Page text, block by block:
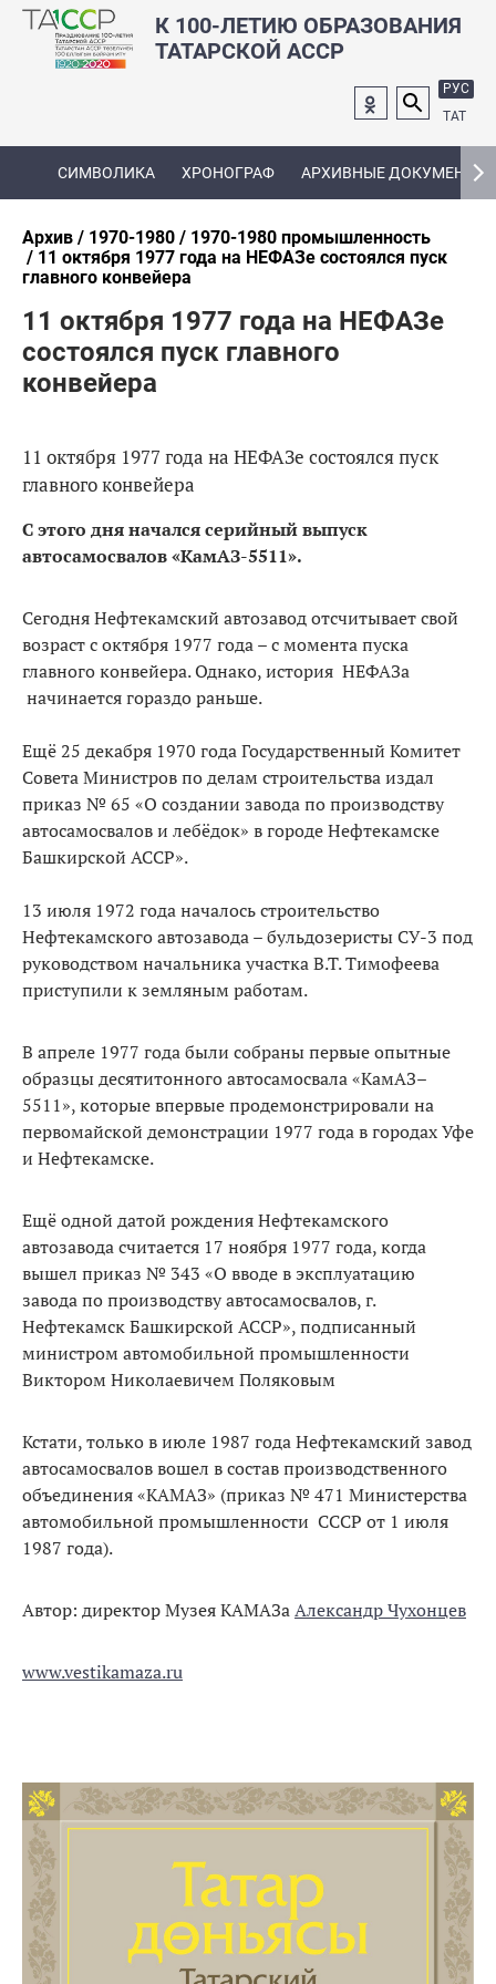
К 100-ЛЕТИЮ ОБРАЗОВАНИЯ
ТАТАРСКОЙ АССР
РУС
ТАТ
СИМВОЛИКА ХРОНОГРАФ АРХИВНЫЕ ДОКУМЕНТЫ
Архив 1970-1980
1970-1980 промышленность
11 октября 1977 года на НЕФАЗе состоялся пуск
главного конвейера
11 октября 1977 года на НЕФАЗе
состоялся пуск главного
конвейера
11 октября 1977 года на НЕФАЗе состоялся пуск
главного конвейера
С этого дня начался серийный выпуск
автосамосвалов «КамАЗ-5511».
Сегодня Нефтекамский автозавод отсчитывает свой
возраст с октября 1977 года – с момента пуска
главного конвейера. Однако, история НЕФАЗа
начинается гораздо раньше.
Ещё 25 декабря 1970 года Государственный Комитет
Совета Министров по делам строительства издал
приказ № 65 «О создании завода по производству
автосамосвалов и лебёдок» в городе Нефтекамске
Башкирской АССР».
13 июля 1972 года началось строительство
Нефтекамского автозавода – бульдозеристы СУ-3 под
руководством начальника участка В.Т. Тимофеева
приступили к земляным работам.
В апреле 1977 года были собраны первые опытные
образцы десятитонного автосамосвала «КамАЗ–
5511», которые впервые продемонстрировали на
первомайской демонстрации 1977 года в городах Уфе
и Нефтекамске.
Ещё одной датой рождения Нефтекамского
автозавода считается 17 ноября 1977 года, когда
вышел приказ № 343 «О вводе в эксплуатацию
завода по производству автосамосвалов, г.
Нефтекамск Башкирской АССР», подписанный
министром автомобильной промышленности
Виктором Николаевичем Поляковым
Кстати, только в июле 1987 года Нефтекамский завод
автосамосвалов вошел в состав производственного
объединения «КАМАЗ» (приказ № 471 Министерства
автомобильной промышленности СССР от 1 июля
1987 года).
Автор: директор Музея КАМАЗаАлександр Чухонцев
www.vestikamaza.ru